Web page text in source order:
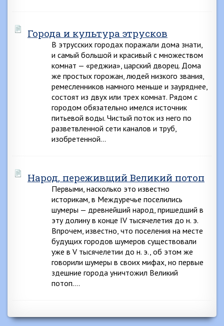
Города и культура этрусков
В этрусских городах поражали дома знати,
и самый большой и красивый с множеством
комнат — «реджиа», царский дворец. Дома
же простых горожан, людей низкого звания,
ремесленников намного меньше и зауряднее,
состоят из двух или трех комнат. Рядом с
городом обязательно имелся источник
питьевой воды. Чистый поток из него по
разветвленной сети каналов и труб,
изобретенной…
Народ, переживщий Великий потоп
Первыми, насколько это известно
историкам, в Междуречье поселились
шумеры — древнейший народ, пришедший в
эту долину в конце IV тысячелетия до н. э.
Впрочем, известно, что поселения на месте
будущих городов шумеров существовали
уже в V тысячелетии до н. э., об этом же
говорили шумеры в своих мифах, но первые
здешние города уничтожил Великий
потоп….